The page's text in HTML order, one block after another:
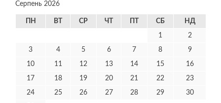
Серпень 2026
ПН ВТ СР ЧТ СБ НД
1 2
3 4 5 6 7 8 9
10 11 12 13 14 15 16
17 18 19 20 21 22 23
24 25 26 27 28 29 30